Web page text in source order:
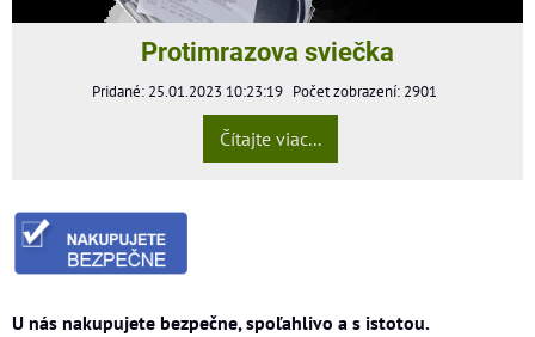
Protimrazova sviečka
Pridané: 25.01.2023 10:23:19 Počet zobrazení: 2901
Čítajte viac...
U nás nakupujete bezpečne, spoľahlivo a s istotou.